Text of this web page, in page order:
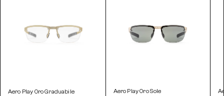
Aero Play Oro Graduabile
Aero Play Oro Sole